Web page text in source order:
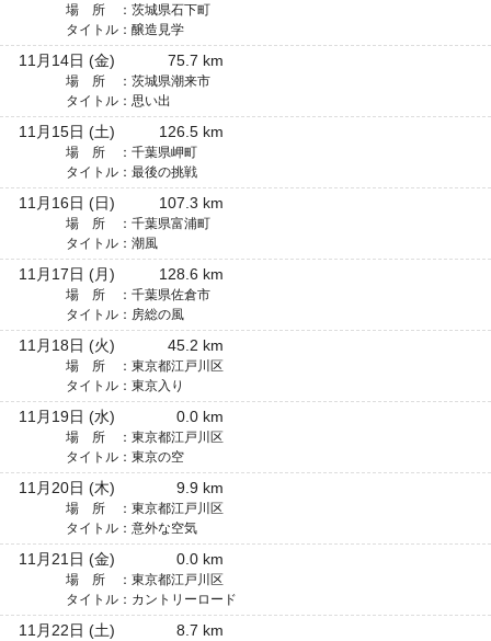
場 所 ： 茨城県石下町
タイトル： 醸造見学
11月14日 (金) 75.7 km
場 所 ： 茨城県潮来市
タイトル： 思い出
11月15日 (土) 126.5 km
場 所 ： 千葉県岬町
タイトル： 最後の挑戦
11月16日 (日) 107.3 km
場 所 ： 千葉県富浦町
タイトル： 潮風
11月17日 (月) 128.6 km
場 所 ： 千葉県佐倉市
タイトル： 房総の風
11月18日 (火) 45.2 km
場 所 ： 東京都江戸川区
タイトル： 東京入り
11月19日 (水) 0.0 km
場 所 ： 東京都江戸川区
タイトル： 東京の空
11月20日 (木) 9.9 km
場 所 ： 東京都江戸川区
タイトル： 意外な空気
11月21日 (金) 0.0 km
場 所 ： 東京都江戸川区
タイトル： カントリーロード
11月22日 (土) 8.7 km